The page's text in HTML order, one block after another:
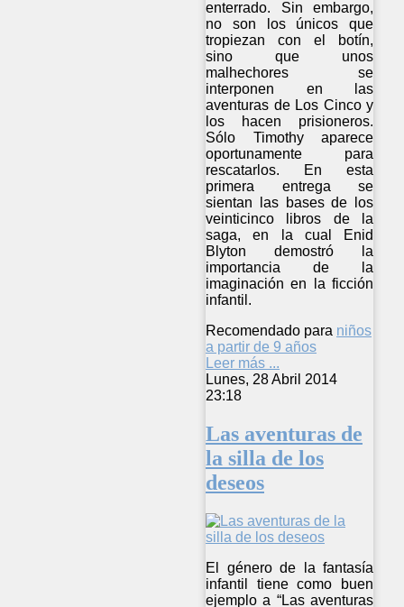
enterrado. Sin embargo,
no son los únicos que
tropiezan con el botín,
sino que unos
malhechores se
interponen en las
aventuras de Los Cinco y
los hacen prisioneros.
Sólo Timothy aparece
oportunamente para
rescatarlos. En esta
primera entrega se
sientan las bases de los
veinticinco libros de la
saga, en la cual Enid
Blyton demostró la
importancia de la
imaginación en la ficción
infantil.
Recomendado para niños
a partir de 9 años
Leer más ...
Lunes, 28 Abril 2014
23:18
Las aventuras de
la silla de los
deseos
El género de la fantasía
infantil tiene como buen
ejemplo a “Las aventuras